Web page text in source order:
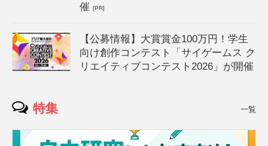
催[PR]
【公募情報】大賞賞金100万円！学生
向け創作コンテスト「サイゲームス ク
リエイティブコンテスト2026」が開催
特集 一覧